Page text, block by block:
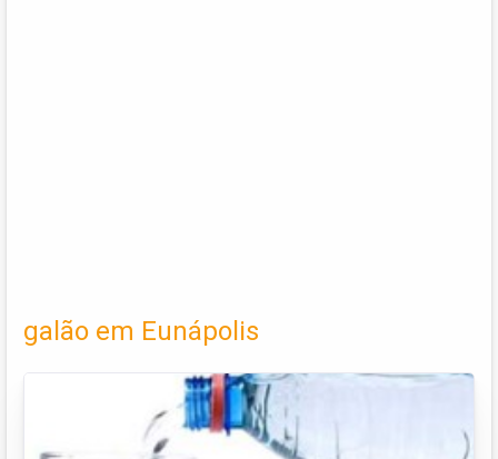
galão em Eunápolis